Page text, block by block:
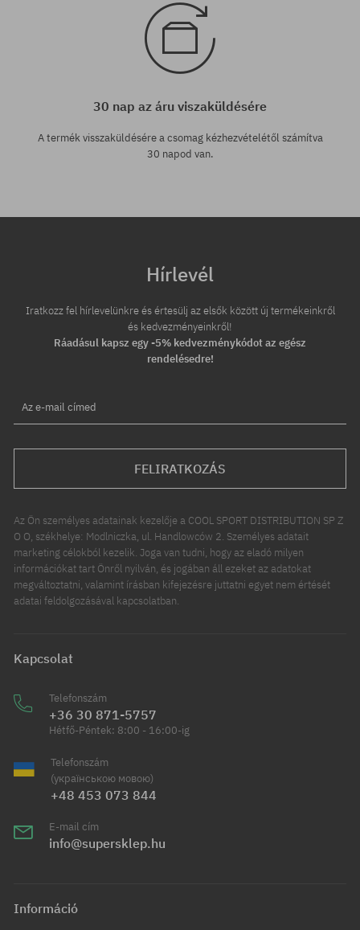
30 nap az áru viszaküldésére
A termék visszaküldésére a csomag kézhezvételétől számítva
30 napod van.
Hírlevél
Iratkozz fel hírlevelünkre és értesülj az elsők között új termékeinkről
és kedvezményeinkről!
Ráadásul kapsz egy -5% kedvezménykódot az egész
rendelésedre!
Az e-mail címed
FELIRATKOZÁS
Az Ön személyes adatainak kezelője a COOL SPORT DISTRIBUTION SP Z
O O, székhelye: Modlniczka, ul. Handlowców 2. Személyes adatait
marketing célokból kezelik. Joga van tudni, hogy az eladó milyen
információkat tart Önről nyilván, és jogában áll ezeket az adatokat
megváltoztatni, valamint írásban kifejezésre juttatni egyet nem értését
adatai feldolgozásával kapcsolatban.
Kapcsolat
Telefonszám
+36 30 871-5757
Hétfő-Péntek: 8:00 - 16:00-ig
Telefonszám
(українською мовою)
+48 453 073 844
E-mail cím
info@supersklep.hu
Információ